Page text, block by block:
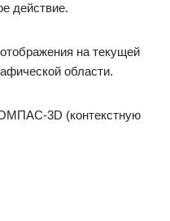
действие.
на текущей
области.
3D (контекстную